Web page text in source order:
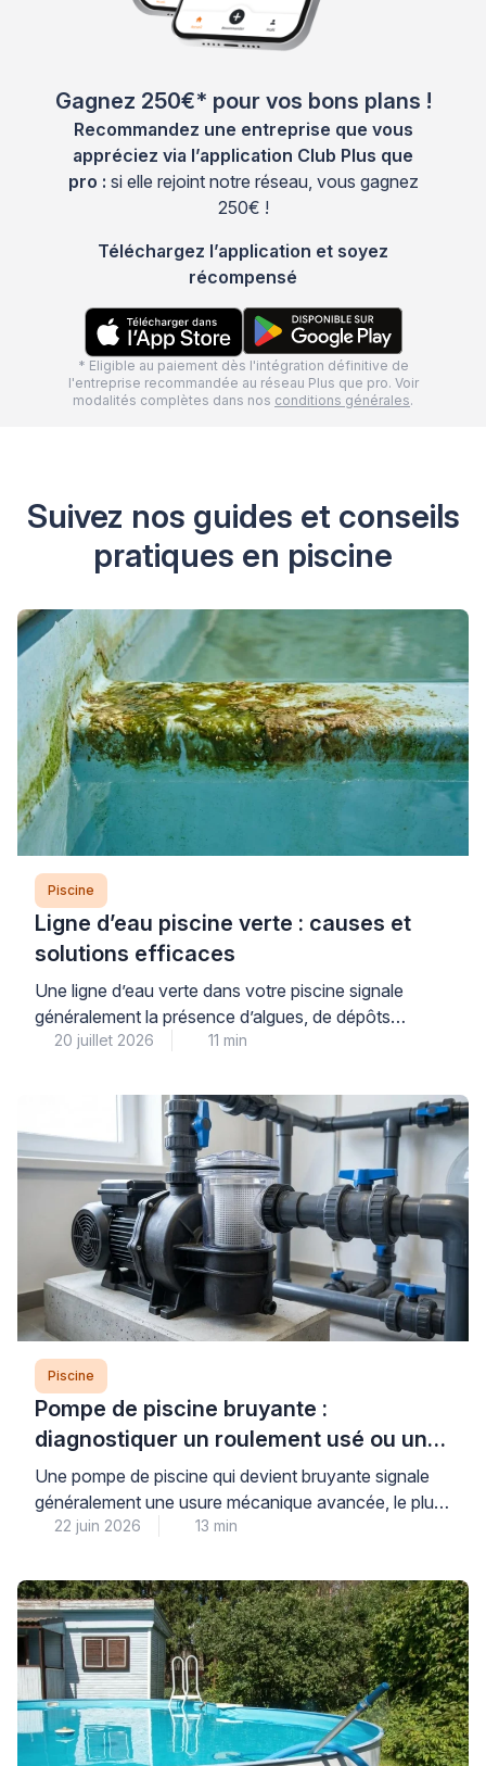
Gagnez 250€* pour vos bons plans !
Recommandez une entreprise que vous
appréciez via l’application Club Plus que
pro : si elle rejoint notre réseau, vous gagnez
250€ !
Téléchargez l’application et soyez
récompensé
* Eligible au paiement dès l'intégration définitive de
l'entreprise recommandée au réseau Plus que pro. Voir
modalités complètes dans nos conditions générales.
Suivez nos guides et conseils
pratiques en piscine
Piscine
Ligne d’eau piscine verte : causes et
solutions efficaces
Une ligne d’eau verte dans votre piscine signale
généralement la présence d’algues, de dépôts
organiques ou de résidus calcaires qui se fixent à la
problème courant, aussi inesthétique qu’il puisse
paraître, se traite efficacement à condition d’identifier
précisément sa nature et d’adopter une méthode
progressive adaptée […]
20 juillet 2026 11 min
Piscine
Pompe de piscine bruyante :
diagnostiquer un roulement usé ou un
défaut mécanique
Une pompe de piscine qui devient bruyante signale
généralement une usure mécanique avancée, le plus
souvent au niveau des roulements, ou un défaut
l’ensemble du système de filtration. Cette situation,
fréquente après plusieurs saisons d’utilisation,
nécessite un diagnostic rapide pour éviter une
détérioration complète du moteur et préserver la […]
22 juin 2026 13 min